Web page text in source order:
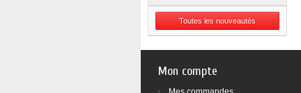
Toutes les nouveautés
Mon compte